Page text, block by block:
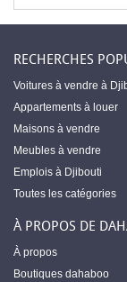
RECHERCHES
Voitures à vendre à
Appartements à louer
Maisons à vendre
Meubles à vendre
Emplois à Djibouti
Toutes les catégories
À PROPOS DE
À propos
Boutiques dahaboo